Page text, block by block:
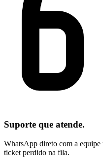
Suporte que atende.
WhatsApp direto com a
ticket perdido na fila.